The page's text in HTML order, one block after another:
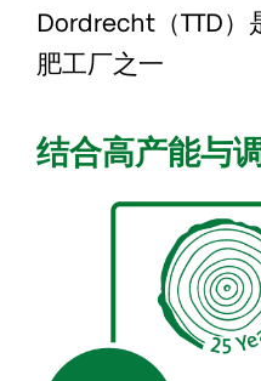
Dordrecht（TTD）
肥工厂之一
结合高产能与